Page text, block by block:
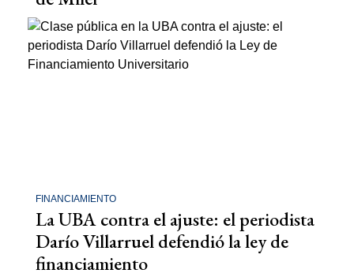
FINANCIAMIENTO
La UBA contra el ajuste: el periodista
Darío Villarruel defendió la ley de
financiamiento